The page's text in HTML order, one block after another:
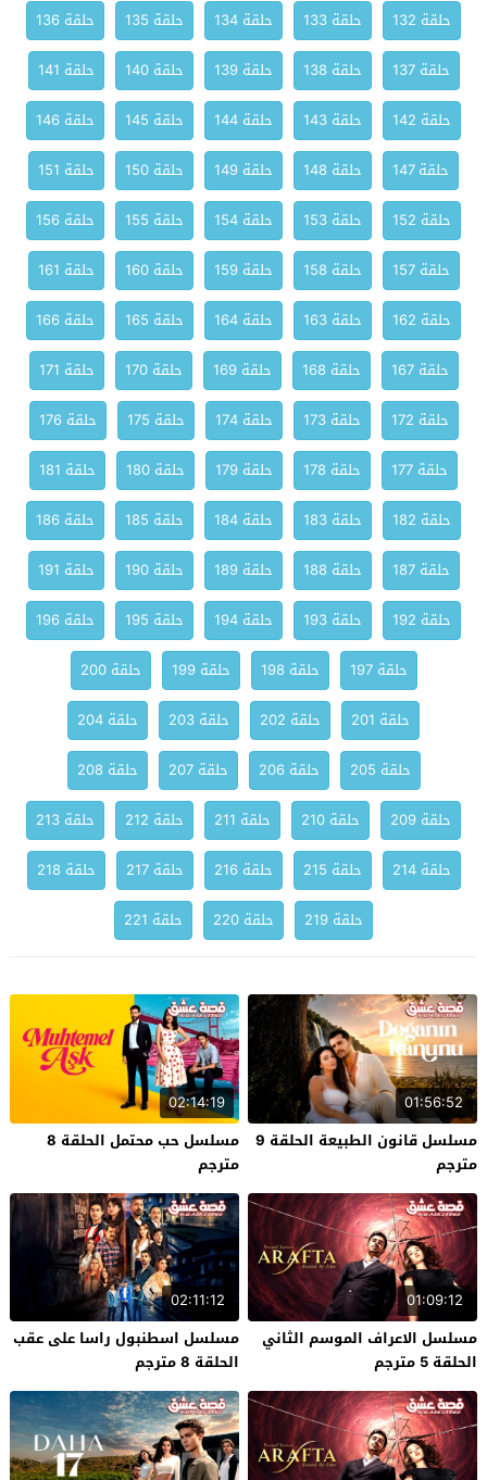
حلقة 132 حلقة 133 حلقة 134 حلقة 135
حلقة 136
حلقة 137
حلقة 138 حلقة 139 حلقة 140
حلقة 141
حلقة 142
حلقة 143 حلقة 144 حلقة 145
حلقة 146
حلقة 147
حلقة 148 حلقة 149 حلقة 150
حلقة 151
حلقة 152
حلقة 153 حلقة 154 حلقة 155
حلقة 156
حلقة 157
حلقة 158 حلقة 159 حلقة 160
حلقة 161
حلقة 162
حلقة 163 حلقة 164 حلقة 165
حلقة 166
حلقة 167
حلقة 168 حلقة 169 حلقة 170
حلقة 171
حلقة 172
حلقة 173 حلقة 174 حلقة 175
حلقة 176
حلقة 177
حلقة 178 حلقة 179 حلقة 180
حلقة 181
حلقة 182
حلقة 183 حلقة 184 حلقة 185
حلقة 186
حلقة 187
حلقة 188 حلقة 189 حلقة 190
حلقة 191
حلقة 192
حلقة 193 حلقة 194 حلقة 195
حلقة 196
حلقة 197
حلقة 198 حلقة 199
حلقة 200
حلقة 201
حلقة 202 حلقة 203
حلقة 204
حلقة 205
حلقة 206 حلقة 207
حلقة 208
حلقة 209
حلقة 210 حلقة 211 حلقة 212
حلقة 213
حلقة 214
حلقة 215 حلقة 216 حلقة 217
حلقة 218
حلقة 219
حلقة 220 حلقة 221
01:56:52
مسلسل قانون الطبيعة الحلقة 9
مترجم
02:14:19
مسلسل حب محتمل الحلقة 8
مترجم
01:09:12
مسلسل الاعراف الموسم الثاني
الحلقة 5 مترجم
02:11:12
مسلسل اسطنبول راسا على عقب
الحلقة 8 مترجم